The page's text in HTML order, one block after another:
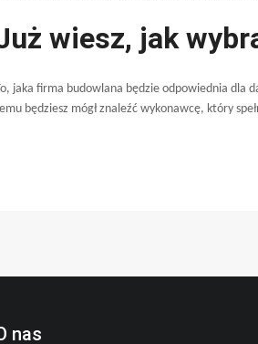
wiesz, jak
jaka firma budowlana będzie odpowiednia dla
będziesz mógł znaleźć wykonawcę, który
nas